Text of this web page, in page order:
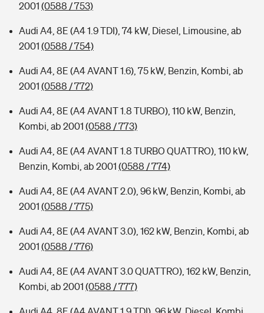
2001 (0588 / 753)
Audi A4, 8E (A4 1.9 TDI), 74 kW, Diesel, Limousine, ab
2001 (0588 / 754)
Audi A4, 8E (A4 AVANT 1.6), 75 kW, Benzin, Kombi, ab
2001 (0588 / 772)
Audi A4, 8E (A4 AVANT 1.8 TURBO), 110 kW, Benzin,
Kombi, ab 2001 (0588 / 773)
Audi A4, 8E (A4 AVANT 1.8 TURBO QUATTRO), 110 kW,
Benzin, Kombi, ab 2001 (0588 / 774)
Audi A4, 8E (A4 AVANT 2.0), 96 kW, Benzin, Kombi, ab
2001 (0588 / 775)
Audi A4, 8E (A4 AVANT 3.0), 162 kW, Benzin, Kombi, ab
2001 (0588 / 776)
Audi A4, 8E (A4 AVANT 3.0 QUATTRO), 162 kW, Benzin,
Kombi, ab 2001 (0588 / 777)